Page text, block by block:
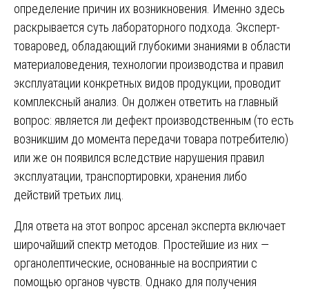
определение причин их возникновения. Именно здесь
раскрывается суть лабораторного подхода. Эксперт-
товаровед, обладающий глубокими знаниями в области
материаловедения, технологии производства и правил
эксплуатации конкретных видов продукции, проводит
комплексный анализ. Он должен ответить на главный
вопрос: является ли дефект производственным (то есть
возникшим до момента передачи товара потребителю)
или же он появился вследствие нарушения правил
эксплуатации, транспортировки, хранения либо
действий третьих лиц.
Для ответа на этот вопрос арсенал эксперта включает
широчайший спектр методов. Простейшие из них —
органолептические, основанные на восприятии с
помощью органов чувств. Однако для получения